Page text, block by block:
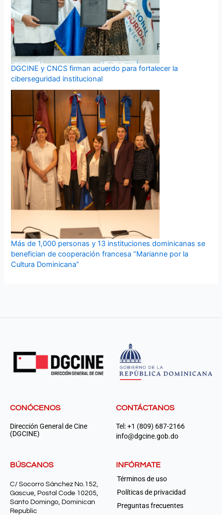
DGCINE y CNCS firman acuerdo para fortalecer la
ciberseguridad institucional
Más de 1,000 personas y 13 instituciones dominicanas se
benefician de cooperación francesa “Marianne por la
Cultura Dominicana”
CONÓCENOS
Dirección General de Cine
(DGCINE)
CONTÁCTANOS
Tel: +1 (809) 687-2166
info@dgcine.gob.do
BÚSCANOS
C/ Socorro Sánchez No.152,
Gascue, Postal Code 10205,
Santo Domingo, Dominican
Republic
INFÓRMATE
Términos de uso
Políticas de privacidad
Preguntas frecuentes